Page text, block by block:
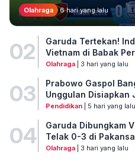
Olahraga 6 hari yang lalu
02
Garuda Tertekan!
Vietnam di Babak
Olahraga| 3 hari yang lalu
03
Prabowo Gaspol
Unggulan Disiapkan
Pendidikan| 5 hari yang lalu
04
Garuda Dibungkam
Telak 0-3 di
Olahraga| 3 hari yang lalu